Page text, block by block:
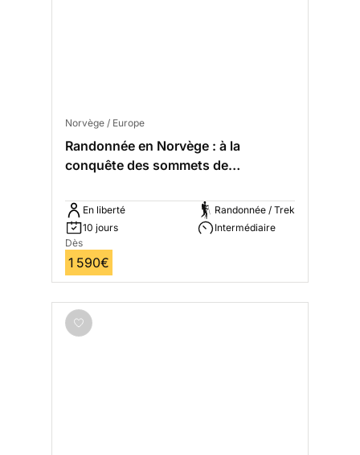
Norvège / Europe
Randonnée en Norvège : à la
conquête des sommets de
En liberté
10 jours
Randonnée / Trek
Intermédiaire
Dès
1 590€